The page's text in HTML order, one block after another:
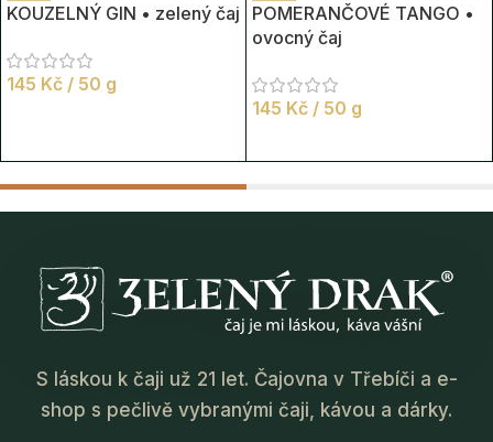
KOUZELNÝ GIN • zelený čaj
145 Kč / 50 g
POMERANČOVÉ TANGO •
ovocný čaj
145 Kč / 50 g
S láskou k čaji už 21 let. Čajovna v Třebíči a e-
shop s pečlivě vybranými čaji, kávou a dárky.